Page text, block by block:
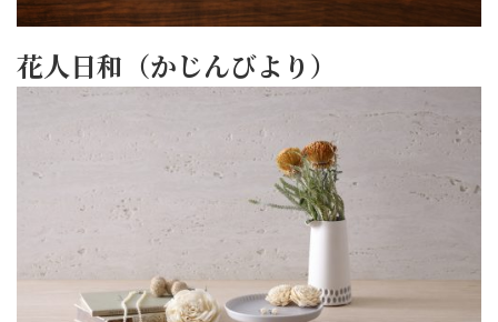
花人日和（かじんびより）